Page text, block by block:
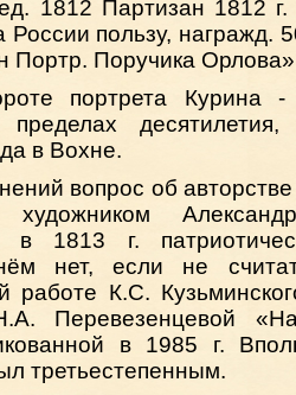
1812 Партизан 1812 г.
пользу, награжд.
Портр. Поручика
портрета Курина -
десятилетия,
в Вохне.
вопрос об
в 1813 г.
нет, если не
работе К.С.
Перевезенцевой
в 1985 г.
третьестепенным.